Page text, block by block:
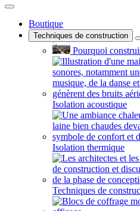
Boutique
Techniques de construction
Pourquoi
Isolation acoustique
Isolation thermique
Techniques de